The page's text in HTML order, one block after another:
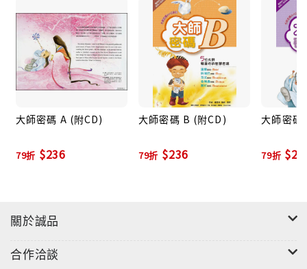
者們畫出既寫實又不失趣味的大師故事。
《大師密碼F》收錄五篇精彩的大師故事
迦葉的「忠誠」
迦葉的忠誠密碼Faithful，看迦葉為何能成為佛陀
的接班人？
惠能的「容忍」
太虛的「影響深遠」
太虛的影響深遠密碼Far-reaching，看太虛如何帶
大師密碼 A (附CD)
79折 $236
大師密碼 B (附CD)
79折 $236
大師密碼
79折
關於誠品
合作洽談